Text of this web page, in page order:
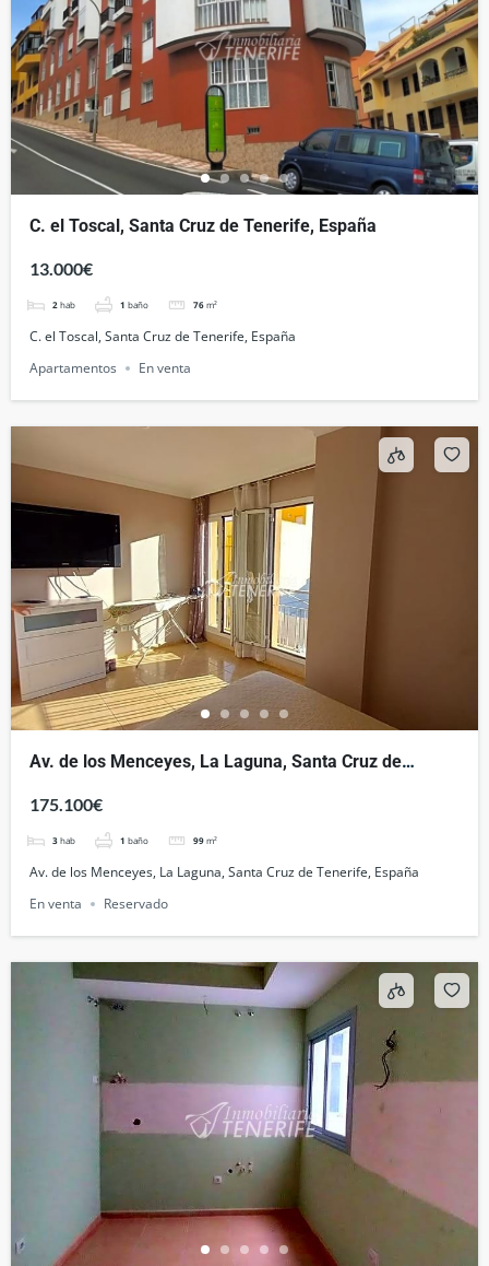
C. el Toscal, Santa Cruz de Tenerife, España
13.000€
2 hab 1 baño 76 m²
C. el Toscal, Santa Cruz de Tenerife, España
Apartamentos
En venta
Av. de los Menceyes, La Laguna, Santa Cruz de
175.100€
3 hab 1 baño 99 m²
Av. de los Menceyes, La Laguna, Santa Cruz de Tenerife, España
En venta
Reservado